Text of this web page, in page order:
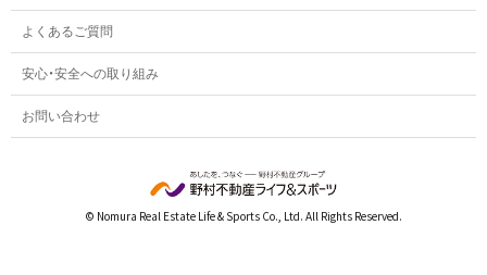
よくあるご質問
安心・安全への取り組み
お問い合わせ
© Nomura Real Estate Life & Sports Co., Ltd. All Rights Reserved.